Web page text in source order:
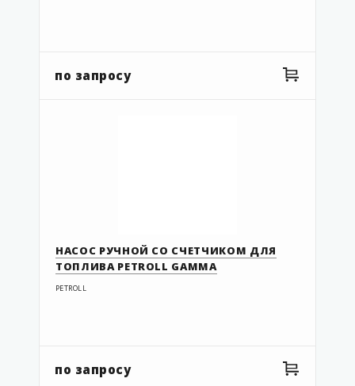
по запросу
НАСОС РУЧНОЙ СО СЧЕТЧИКОМ ДЛЯ
ТОПЛИВА PETROLL GAMMA
PETROLL
по запросу